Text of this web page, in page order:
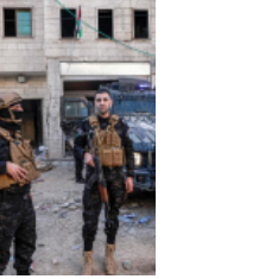
‘fasiləsiz’...
İyul 31, 2025